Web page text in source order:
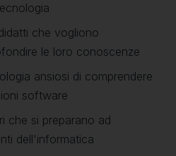
che vogliono
le loro conoscenze
ansiosi di comprendere
software
che si preparano ad
dell'informatica